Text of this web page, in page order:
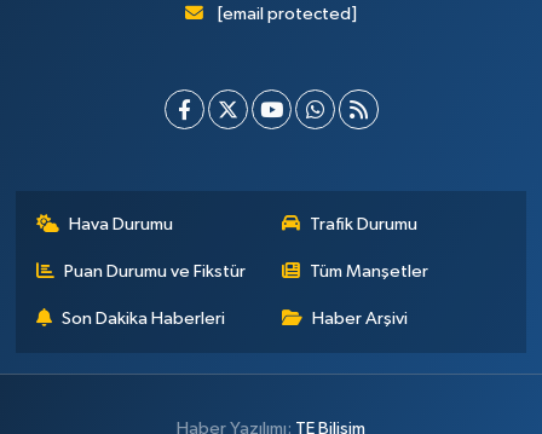
[email protected]
Hava Durumu Trafik Durumu
Puan Durumu ve Fikstür Tüm Manşetler
Son Dakika Haberleri Haber Arşivi
Haber Yazılımı: TE Bilişim